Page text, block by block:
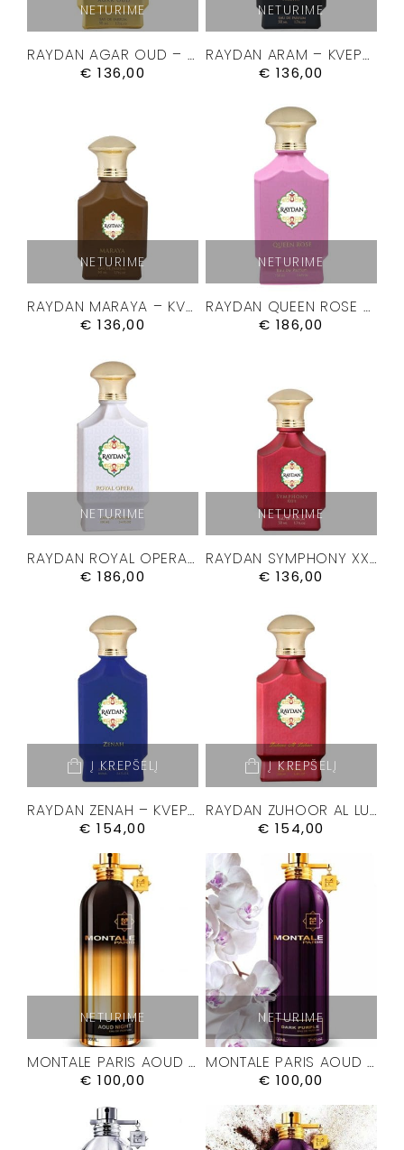
NETURIME
RAYDAN AGAR OUD – KVEPALAI 50ML.
€ 136,00
NETURIME
RAYDAN ARAM – KVEPALAI 50ML.
€ 136,00
NETURIME
RAYDAN MARAYA – KVEPALAI 50ML.
€ 136,00
NETURIME
RAYDAN QUEEN ROSE – KVEPALAI 100ML.
€ 186,00
NETURIME
RAYDAN ROYAL OPERA – KVEPALAI 100ML.
€ 186,00
NETURIME
RAYDAN SYMPHONY XXIII – KVEPALAI 50ML
€ 136,00
Į KREPŠELĮ
RAYDAN ZENAH – KVEPALAI 100ML.
€ 154,00
Į KREPŠELĮ
RAYDAN ZUHOOR AL LUBAN – KVEPALAI 100ML.
€ 154,00
NETURIME
MONTALE PARIS AOUD NIGHT KVEPALAI
€ 100,00
NETURIME
MONTALE PARIS AOUD PURPLE ROSE KVEPALAI
€ 100,00